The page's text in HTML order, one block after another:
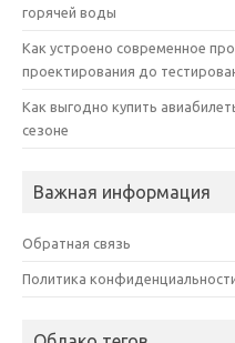
горячей воды
Как устроено современное
проектирования до
Как выгодно купить
сезоне
Важная информация
Обратная связь
Политика